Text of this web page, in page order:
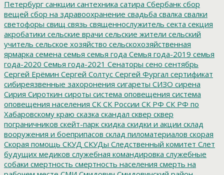
Петербург санкции сантехника сатира Сбербанк сбор
вещей сбор на здравоохранение свадьба свалка свалки
светофоры свищ связь священнослужитель секта секция
акробатики сельские врачи сельские жители сельский
учитель сельское хозяйство сельскохозяйственная
ярмарка семена семья семья года Семья года-2019 семья
года-2020 Семья года-2021 Сенаторы сено сентябрь
Сергей Ерёмин Сергей Солтус Сергей Фургал сертификат
сибиреязвенные захоронения сигареты СИЗО сирена
Сирия Сироткин сироты система оповещения система
оповещения населения СК СК России СК РФ СК РФ по
Хабаровскому краю сказка скандал сквер сквер
пограничников скейт-парк скидка скидки и акции склад
вооружения и боеприпасов склад пиломатериалов скорая
Скорая помощь СКУД СКУДы Следственный комитет Слет
будущих медиков служебная командировка служебные
собаки смертность смертность населения смерть на